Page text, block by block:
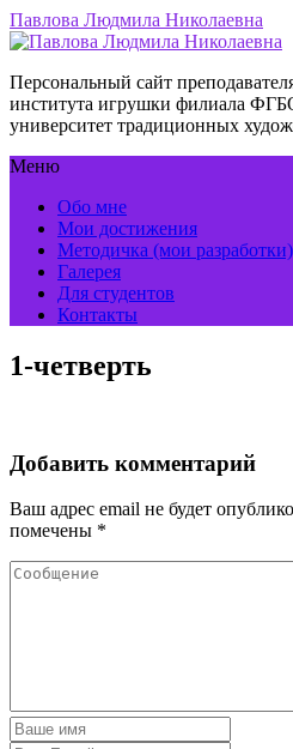
Павлова Людмила Николаевна
Персональный сайт
института игрушки филиала
университет традиционных
Меню
Обо мне
Мои достижения
Методичка (мои разработки)
Галерея
Для студентов
Контакты
1-четверть
Добавить комментарий
Ваш адрес email не будет
помечены *